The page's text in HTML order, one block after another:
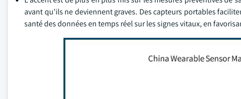
avant qu'ils ne deviennent graves. Des capteurs portables
santé des données en temps réel sur les signes vitaux, en